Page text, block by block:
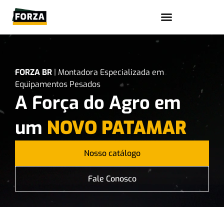
FORZA BR | Montadora Especializada em
Equipamentos Pesados
A Força do Agro em
um NOVO PATAMAR
Nosso catálogo
Fale Conosco